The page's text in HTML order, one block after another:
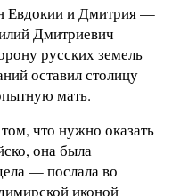
Евдокии и Дмитрия —
Дмитриевич
русских земель
оставил столицу
мать.
что нужно оказать
она была
— послала во
иконой